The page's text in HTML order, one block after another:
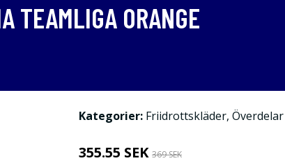
TEAMLIGA ORANGE
Kategorier: Friidrottskläder, Överdelar
355.55 SEK 369 SEK